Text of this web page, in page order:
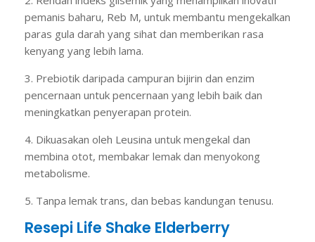
pemanis baharu, Reb M, untuk membantu mengekalkan
paras gula darah yang sihat dan memberikan rasa
kenyang yang lebih lama.
3. Prebiotik daripada campuran bijirin dan enzim
pencernaan untuk pencernaan yang lebih baik dan
meningkatkan penyerapan protein.
4. Dikuasakan oleh Leusina untuk mengekal dan
membina otot, membakar lemak dan menyokong
metabolisme.
5. Tanpa lemak trans, dan bebas kandungan tenusu.
Resepi Life Shake Elderberry